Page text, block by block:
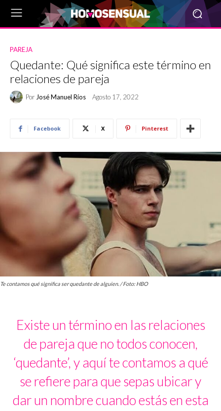
PAREJA
Quedante: Qué significa este término en
relaciones de pareja
Por José Manuel Ríos Agosto 17, 2022
Facebook X Pinterest
Te contamos qué significa ser quedante de alguien. / Foto: HBO
Existe un término en las relaciones
de pareja que no todos conocen,
‘quedante’, y aquí te contamos a qué
se refiere para que sepas ubicar y
dar un nombre cuando estás en esta